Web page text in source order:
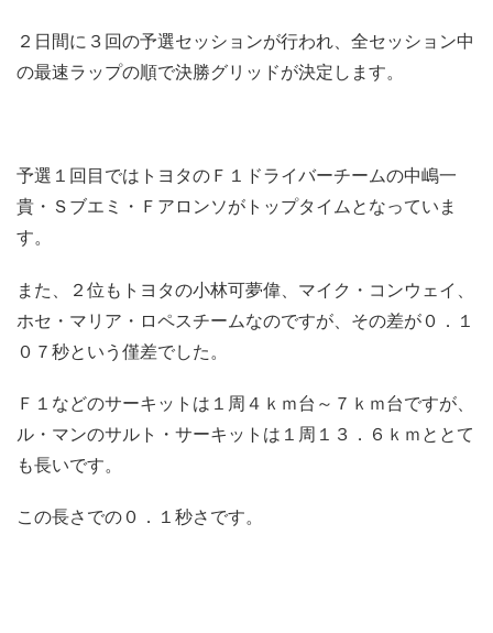
２日間に３回の予選セッションが行われ、全セッション中
の最速ラップの順で決勝グリッドが決定します。
予選１回目ではトヨタのＦ１ドライバーチームの中嶋一
貴・Ｓブエミ・Ｆアロンソがトップタイムとなっていま
す。
また、２位もトヨタの小林可夢偉、マイク・コンウェイ、
ホセ・マリア・ロペスチームなのですが、その差が０．１
０７秒という僅差でした。
Ｆ１などのサーキットは１周４ｋｍ台～７ｋｍ台ですが、
ル・マンのサルト・サーキットは１周１３．６ｋｍととて
も長いです。
この長さでの０．１秒さです。